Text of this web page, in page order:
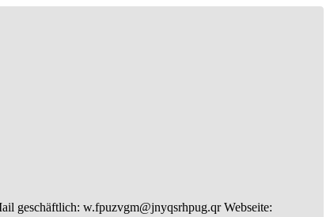
geschäftlich: w.fpuzvgm@jnyqsrhpug.qr Webseite: